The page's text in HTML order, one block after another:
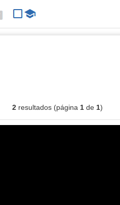
avanzada
2resultados (página 1de 1)